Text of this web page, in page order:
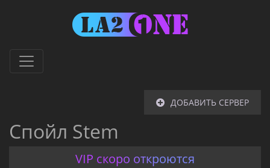
ДОБАВИТЬ СЕРВЕР
Спойл Stem
VIP скоро откроются